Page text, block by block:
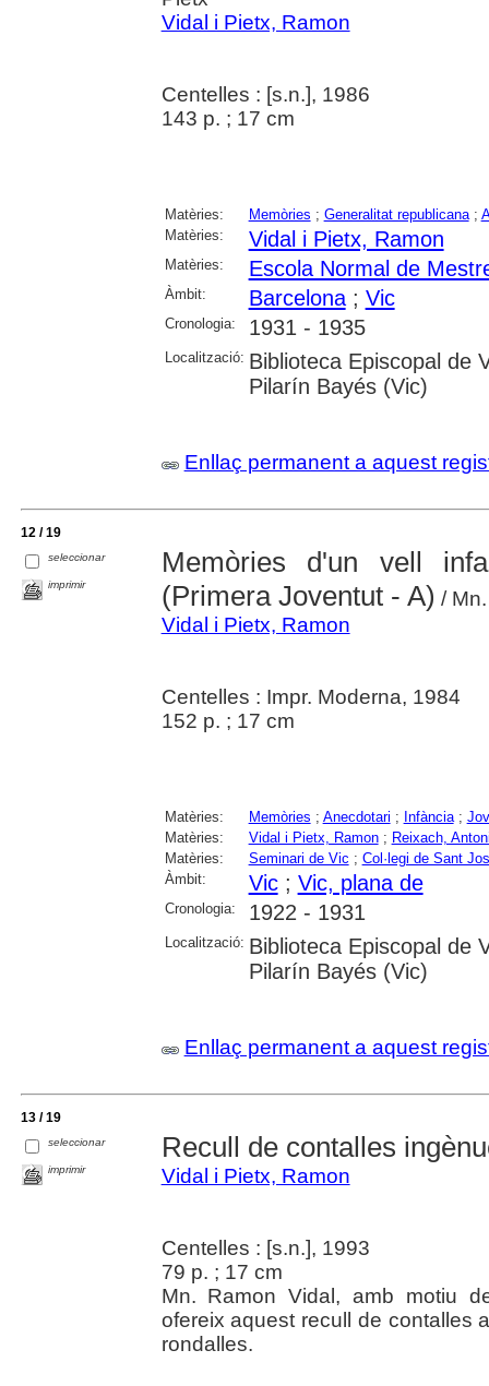
Vidal i Pietx, Ramon
Centelles : [s.n.], 1986
143 p. ; 17 cm
Matèries: Memòries ; Generalitat republicana;
Matèries:
Vidal i Pietx, Ramon
Matèries: Escola Normal de
Àmbit: Barcelona; Vic
Cronologia: 1931 - 1935
Localització: Biblioteca Episcopal de
Pilarín Bayés (Vic)
Enllaç permanent a aquest
12 / 19
seleccionar
imprimir
Memòries d'un vell
(Primera Joventut - A) /
Vidal i Pietx, Ramon
Centelles : Impr. Moderna, 1984
152 p. ; 17 cm
Matèries: Memòries ; Anecdotari ; Infància;
Matèries:
Vidal i Pietx, Ramon; Reixach,
Matèries:
Seminari de Vic ; Col·legi de Sant
Àmbit:
Vic; Vic, plana de
Cronologia: 1922 - 1931
Localització: Biblioteca Episcopal de
Pilarín Bayés (Vic)
Enllaç permanent a aquest
13 / 19
seleccionar
imprimir
Recull de contalles
Vidal i Pietx, Ramon
Centelles : [s.n.], 1993
79 p. ; 17 cm
Mn. Ramon Vidal, amb motiu
ofereix aquest recull de contalles
rondalles.